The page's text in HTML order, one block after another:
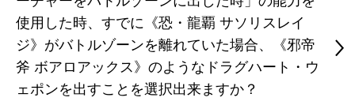
使用した時、すでに《恐・龍覇 サソリスレイ
ジ》がバトルゾーンを離れていた場合、《邪帝
斧 ボアロアックス》のようなドラグハート・ウ
ェポンを出すことを選択出来ますか？